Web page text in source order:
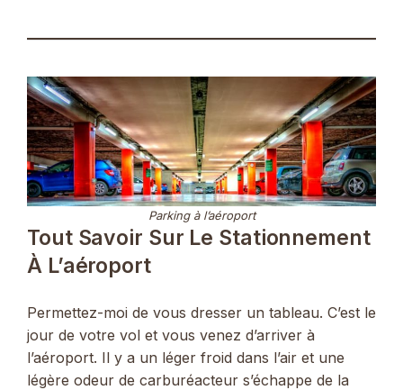
Parking à l’aéroport
Tout Savoir Sur Le Stationnement
À L’aéroport
Permettez-moi de vous dresser un tableau. C’est le
jour de votre vol et vous venez d’arriver à
l’aéroport. Il y a un léger froid dans l’air et une
légère odeur de carburéacteur s’échappe de la